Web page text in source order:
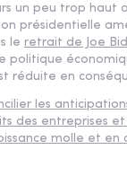
un peu trop haut
présidentielle
le retrait de Joe
politique
réduite en
les
des entreprises et
molle et en